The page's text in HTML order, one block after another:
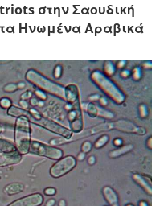
στην Σαουδική
Ηνωμένα Αραβικά